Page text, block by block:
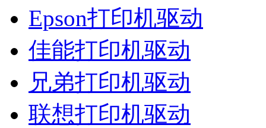
Epson打印机驱动
佳能打印机驱动
兄弟打印机驱动
联想打印机驱动